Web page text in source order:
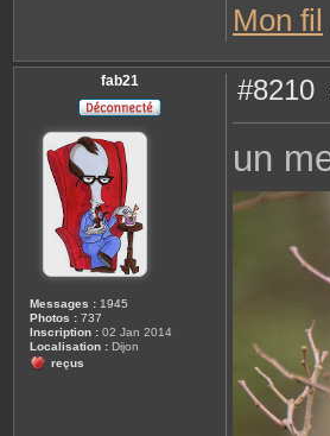
Mon fil
fab21
Messages : 1945
Photos : 737
Inscription : 02 Jan 2014
Localisation : Dijon
reçus
#8210
un